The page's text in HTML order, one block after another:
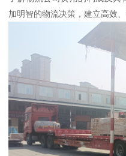
加明智的物流决策，建立高效